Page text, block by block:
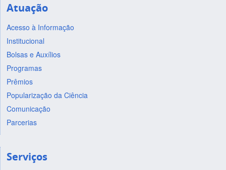
Atuação
Acesso à Informação
Institucional
Bolsas e Auxílios
Programas
Prêmios
Popularização da Ciência
Comunicação
Parcerias
Serviços